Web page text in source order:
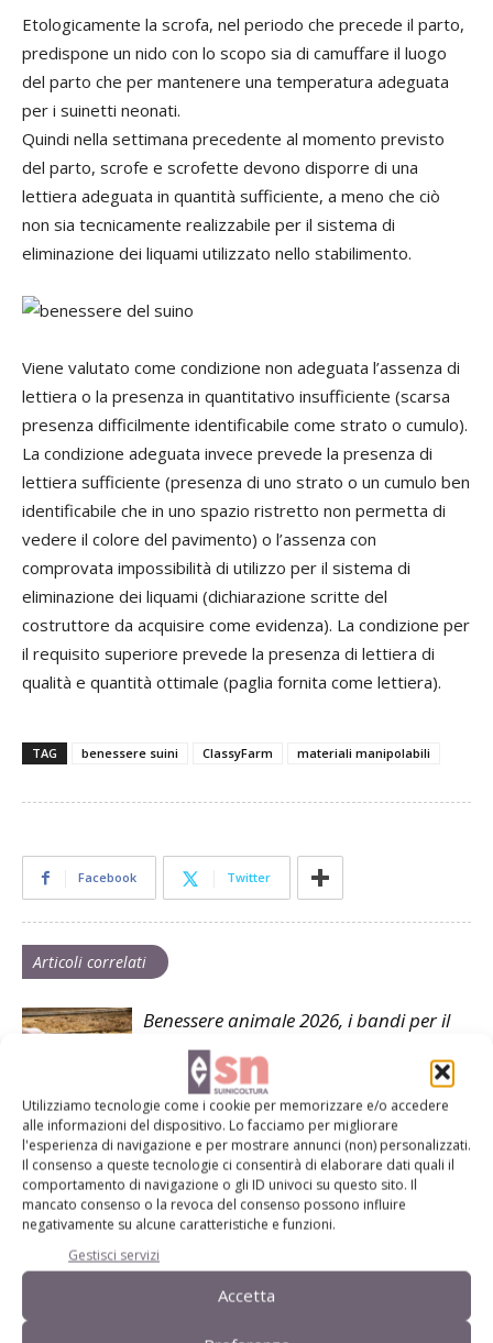
Utilizziamo tecnologie come i cookie per memorizzare e/o accedere
alle informazioni del dispositivo. Lo facciamo per migliorare
l'esperienza di navigazione e per mostrare annunci (non) personalizzati.
Il consenso a queste tecnologie ci consentirà di elaborare dati quali il
comportamento di navigazione o gli ID univoci su questo sito. Il
mancato consenso o la revoca del consenso possono influire
negativamente su alcune caratteristiche e funzioni.
Gestisci servizi
Accetta
Etologicamente la scrofa, nel periodo che precede il parto,
predispone un nido con lo scopo sia di camuffare il luogo
del parto che per mantenere una temperatura adeguata
per i suinetti neonati.
Quindi nella settimana precedente al momento previsto
del parto, scrofe e scrofette devono disporre di una
lettiera adeguata in quantità sufficiente, a meno che ciò
non sia tecnicamente realizzabile per il sistema di
eliminazione dei liquami utilizzato nello stabilimento.
Viene valutato come condizione non adeguata l’assenza di
lettiera o la presenza in quantitativo insufficiente (scarsa
presenza difficilmente identificabile come strato o cumulo).
La condizione adeguata invece prevede la presenza di
lettiera sufficiente (presenza di uno strato o un cumulo ben
identificabile che in uno spazio ristretto non permetta di
vedere il colore del pavimento) o l’assenza con
comprovata impossibilità di utilizzo per il sistema di
eliminazione dei liquami (dichiarazione scritte del
costruttore da acquisire come evidenza). La condizione per
il requisito superiore prevede la presenza di lettiera di
qualità e quantità ottimale (paglia fornita come lettiera).
TAG benessere suini ClassyFarm materiali manipolabili
Facebook Twitter
Articoli correlati
Benessere animale 2026, i bandi per il
settore suinicolo
Al via il sistema Sqnba con le nuove
linee guida
Suini e benessere, il futuro si scrive a
Bruxelles